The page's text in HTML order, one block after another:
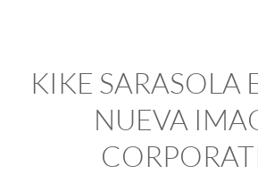
KIKE SARASOLA
NUEVA